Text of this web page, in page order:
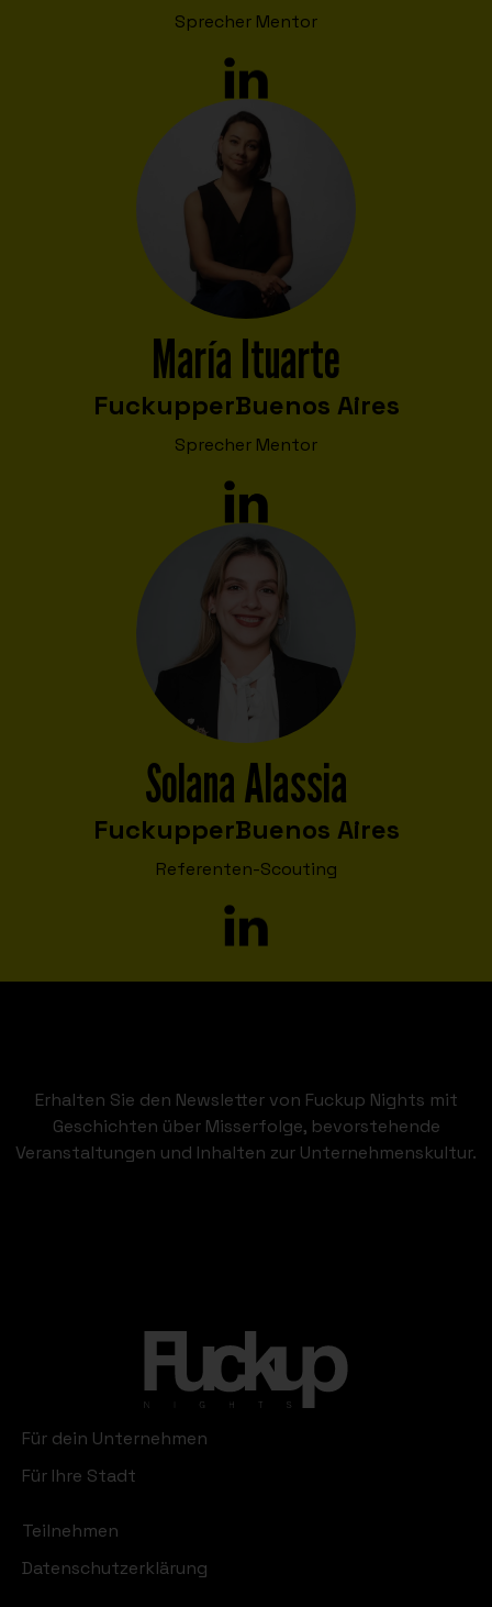
Sprecher Mentor
María Ituarte
FuckupperBuenos Aires
Sprecher Mentor
Solana Alassia
FuckupperBuenos Aires
Referenten-Scouting
Erhalten Sie den Newsletter von Fuckup Nights mit
Geschichten über Misserfolge, bevorstehende
Veranstaltungen und Inhalten zur Unternehmenskultur.
Für dein Unternehmen
Für Ihre Stadt
Teilnehmen
Datenschutzerklärung